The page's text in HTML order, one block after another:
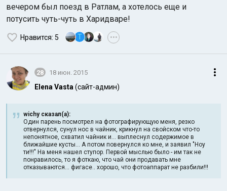
вечером был поезд в Ратлам, а хотелось еще и
потусить чуть-чуть в Харидваре!
Нравится: 5 T •••
28 18 июн. 2015
Elena Vasta (сайт-админ)
wichy сказал(а):
Один парень посмотрел на фотографирующую меня, резко
отвернулся, сунул нос в чайник, крикнул на свойском что-то
непонятное, схватил чайник и... выплеснул содержимое в
ближайшие кусты... А потом повернулся ко мне, и заявил "Ноу
ти!!!" На меня нашел ступор. Первой мыслью было - им так не
понравилось, то я фоткаю, что чай они продавать мне
отказываются... фигасе.. хорошо, что фотоаппарат не разбили!!!